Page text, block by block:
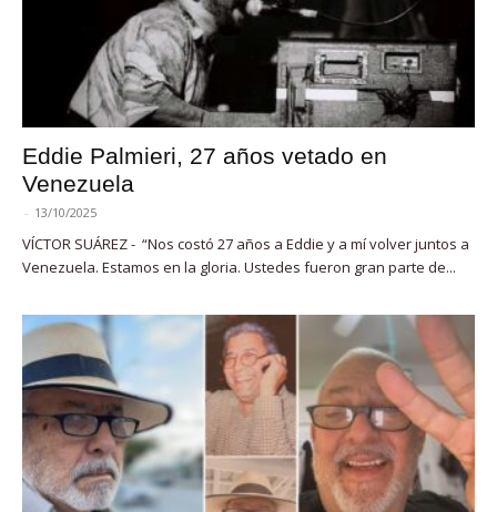
Eddie Palmieri, 27 años vetado en
Venezuela
- 13/10/2025
VÍCTOR SUÁREZ - “Nos costó 27 años a Eddie y a mí volver juntos a
Venezuela. Estamos en la gloria. Ustedes fueron gran parte de...